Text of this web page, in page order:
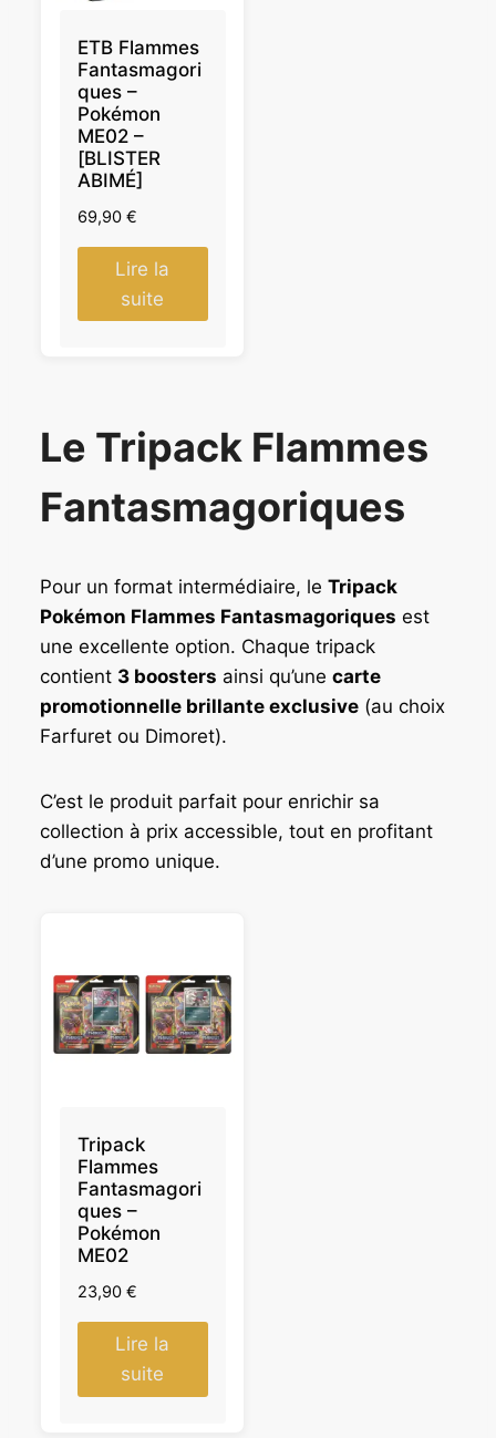
ETB Flammes
Fantasmagori
ques –
Pokémon
ME02 –
[BLISTER
ABIMÉ]
69,90 €
Lire la
suite
Le Tripack Flammes
Fantasmagoriques
Pour un format intermédiaire, le Tripack
Pokémon Flammes Fantasmagoriques est
une excellente option. Chaque tripack
contient 3 boosters ainsi qu’une carte
promotionnelle brillante exclusive (au choix
Farfuret ou Dimoret).
C’est le produit parfait pour enrichir sa
collection à prix accessible, tout en profitant
d’une promo unique.
Tripack
Flammes
Fantasmagori
ques –
Pokémon
ME02
23,90 €
Lire la
suite